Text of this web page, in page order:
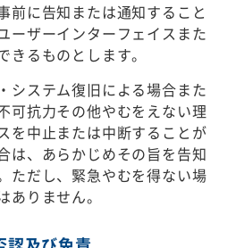
前に告知または通知すること
ーザーインターフェイスまた
きるものとします。
システム復旧による場合また
可抗力その他やむをえない理
を中止または中断することが
は、あらかじめその旨を告知
ただし、緊急やむを得ない場
ありません。